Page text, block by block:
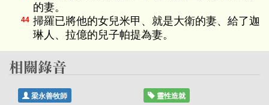
的妻。
44 掃羅已將他的女兒米甲、就是大衛的妻、給了迦
琳人、拉億的兒子帕提為妻。
梁永善牧師 靈性造就